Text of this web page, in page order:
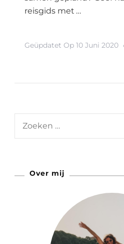
reisgids met …
Geüpdatet Op 10 Juni 2020
Zoeken
Over mij